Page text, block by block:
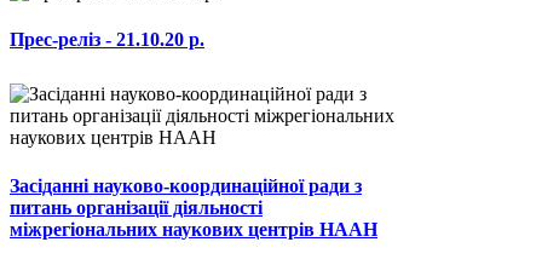
Прес-реліз - 21.10.20 р.
Засіданні науково-координаційної ради з
питань організації діяльності
міжрегіональних наукових центрів НААН